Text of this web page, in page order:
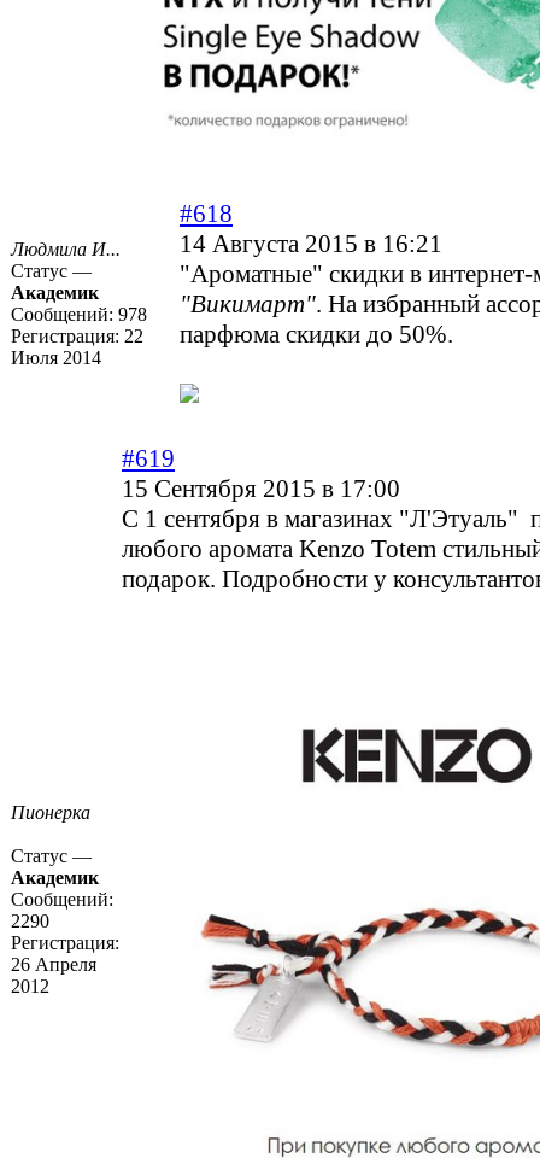
Людмила И...
Статус —
Академик
Сообщений: 978
Регистрация: 22
Июля 2014
#618
14 Августа 2015 в 16:21
"Ароматные" скидки в интернет-
"Викимарт". На избранный
парфюма скидки до 50%.
Пионерка
Статус —
Академик
Сообщений:
2290
Регистрация:
26 Апреля
2012
#619
15 Сентября 2015 в 17:00
С 1 сентября в магазинах "Л'Этуаль"
любого аромата Kenzo Totem
подарок. Подробности у